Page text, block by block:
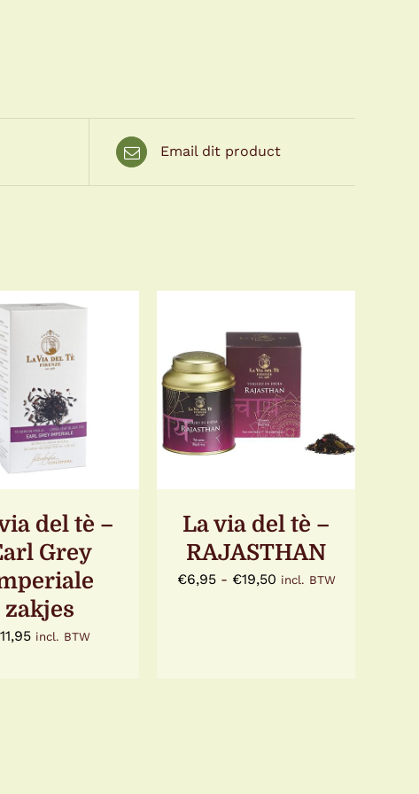
Email dit product
AAN
DETAILS
del tè –
Grey
zakjes
11,95 incl. BTW
OPTIES SELECTEREN
DIT
PRODUCT
HEEFT
MEERDERE
KAN
GEKOZEN
WORDEN
DE
DETAILS
La via del tè –
RAJASTHAN
€6,95 - €19,50Prijsklasse:
incl. BTW